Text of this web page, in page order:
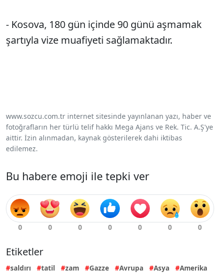
- Kosova, 180 gün içinde 90 günü aşmamak
şartıyla vize muafiyeti sağlamaktadır.
www.sozcu.com.tr internet sitesinde yayınlanan yazı, haber ve
fotoğrafların her türlü telif hakkı Mega Ajans ve Rek. Tic. A.Ş'ye
aittir. İzin alınmadan, kaynak gösterilerek dahi iktibas
edilemez.
Bu habere emoji ile tepki ver
Etiketler
saldırı tatil zam Gazze Avrupa Asya
Amerika